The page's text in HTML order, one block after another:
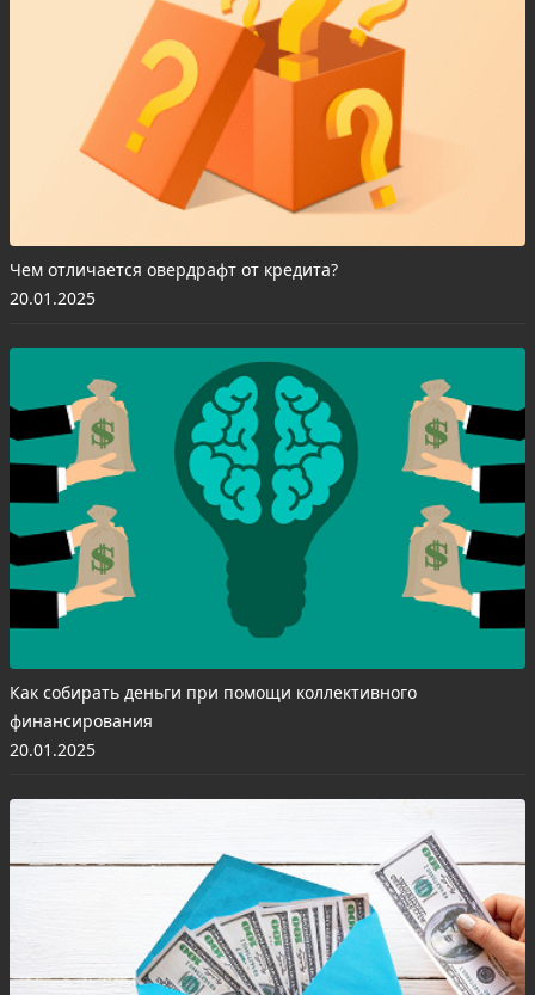
Чем отличается овердрафт от кредита?
20.01.2025
Как собирать деньги при помощи коллективного
финансирования
20.01.2025